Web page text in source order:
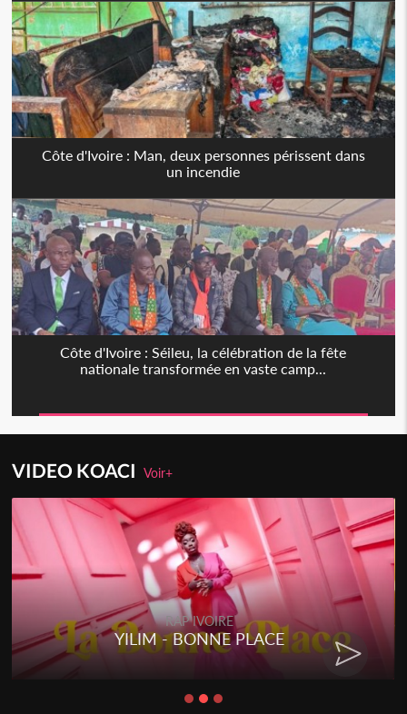
Côte d'Ivoire : Man, deux personnes périssent dans
un incendie
Côte d'Ivoire : Séileu, la célébration de la fête
nationale transformée en vaste camp...
VIDEO KOACIVoir+
RAP IVOIRE
YILIM - BONNE PLACE